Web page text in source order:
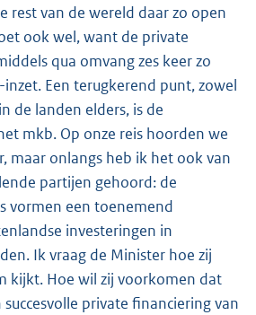
rest van de wereld daar zo open
ook wel, want de private
qua omvang zes keer zo
inzet. Een terugkerend punt, zowel
de landen elders, is de
mkb. Op onze reis hoorden we
maar onlangs heb ik het ook van
partijen gehoord: de
vormen een toenemend
investeringen in
Ik vraag de Minister hoe zij
kijkt. Hoe wil zij voorkomen dat
private financiering van